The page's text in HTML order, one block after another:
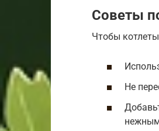
Советы
Чтобы
Не